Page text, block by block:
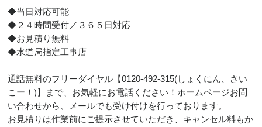
◆当日対応可能
◆２４時間受付／３６５日対応
◆お見積り無料
◆水道局指定工事店
通話無料のフリーダイヤル【0120-492-315(しょくにん、さい
こー！)】まで、お気軽にお電話ください！ホームページお問
い合わせから、メールでも受け付けを行っております。
お見積りは作業前にご提示させていただき、キャンセル料もか